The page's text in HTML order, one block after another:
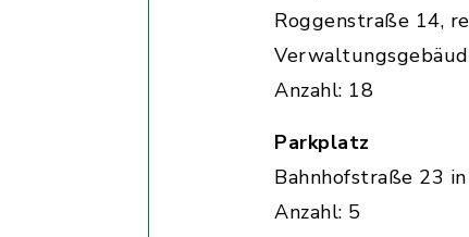
Roggenstraße 14,
Anzahl: 18
Parkplatz
Bahnhofstraße 23
Anzahl: 5